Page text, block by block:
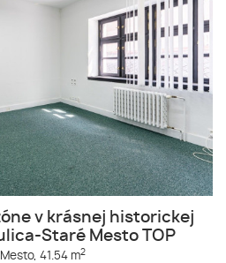
v krásnej historickej
Staré Mesto TOP
41.54 m2